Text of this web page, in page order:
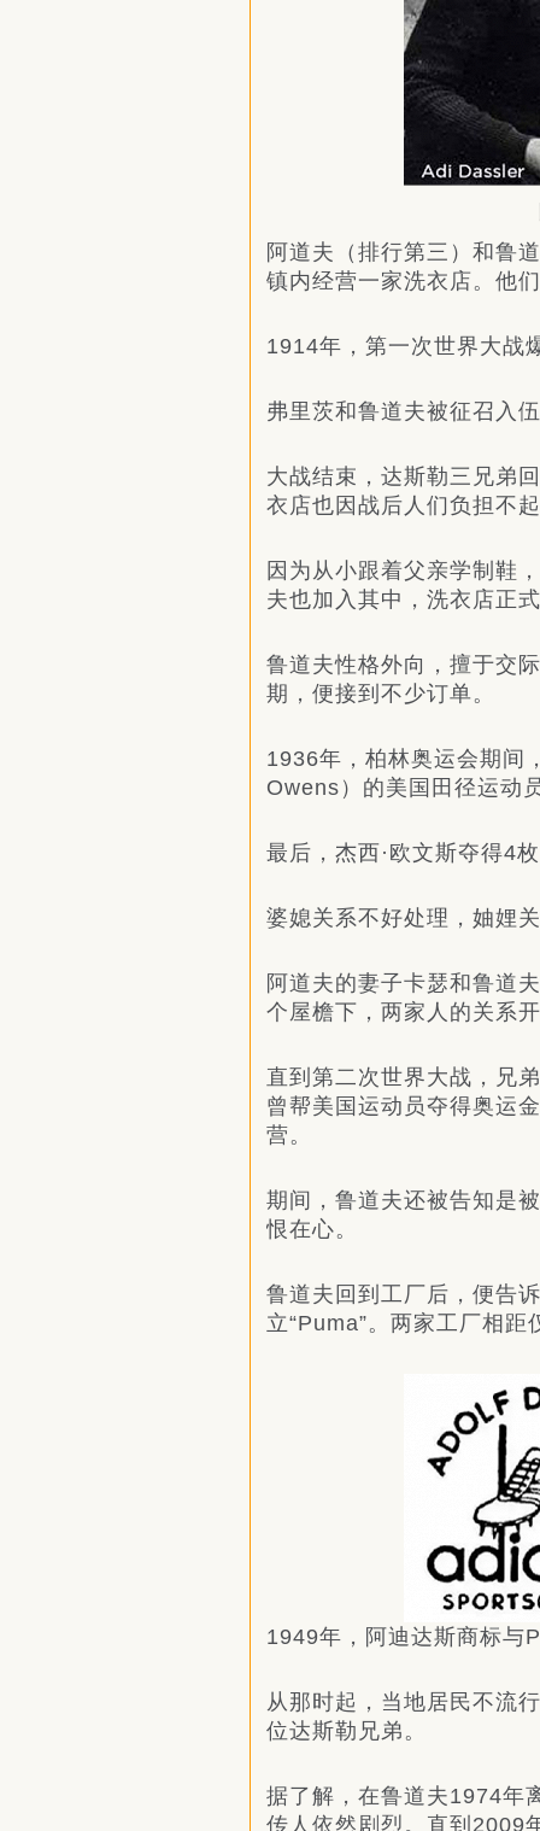
阿道夫（排行第三）和鲁
镇内经营一家洗衣店。他
1914年，第一次世界大战
弗里茨和鲁道夫被征召入
大战结束，达斯勒三兄弟
衣店也因战后人们负担不
因为从小跟着父亲学制鞋
夫也加入其中，洗衣店正
鲁道夫性格外向，擅于交
期，便接到不少订单。
1936年，柏林奥运会期间
Owens）的美国田径运动
最后，杰西·欧文斯夺得4
婆媳关系不好处理，妯娌
阿道夫的妻子卡瑟和鲁道
个屋檐下，两家人的关系
直到第二次世界大战，兄
曾帮美国运动员夺得奥运
营。
期间，鲁道夫还被告知是
恨在心。
鲁道夫回到工厂后，便告
立“Puma”。两家工厂相距
1949年，阿迪达斯商标与
从那时起，当地居民不流
位达斯勒兄弟。
据了解，在鲁道夫1974年
传人依然剧烈。直到2009